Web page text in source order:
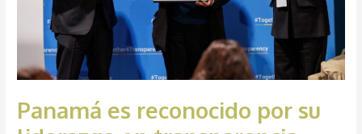
Panamá es reconocido por su
transparencia
climática
la